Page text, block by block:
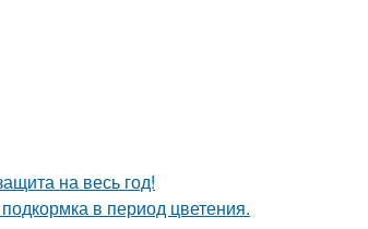
на весь год!
в период цветения.